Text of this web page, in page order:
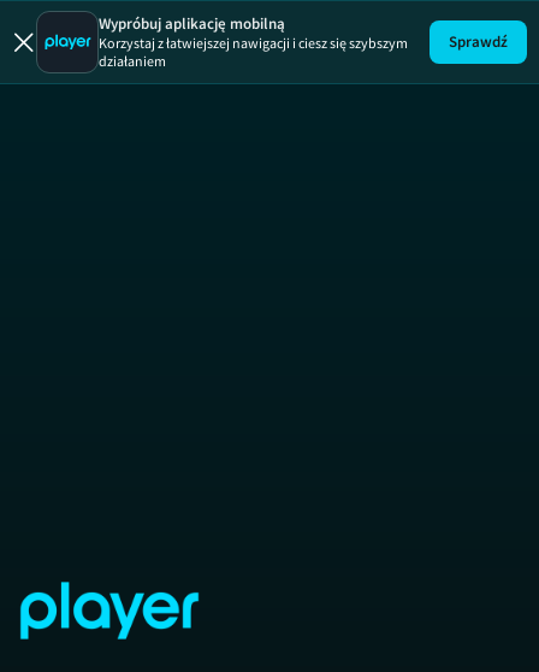
Klub
Wypróbuj aplikację mobilną
Korzystaj z łatwiejszej nawigacji i ciesz się szybszym
działaniem
Sprawdź